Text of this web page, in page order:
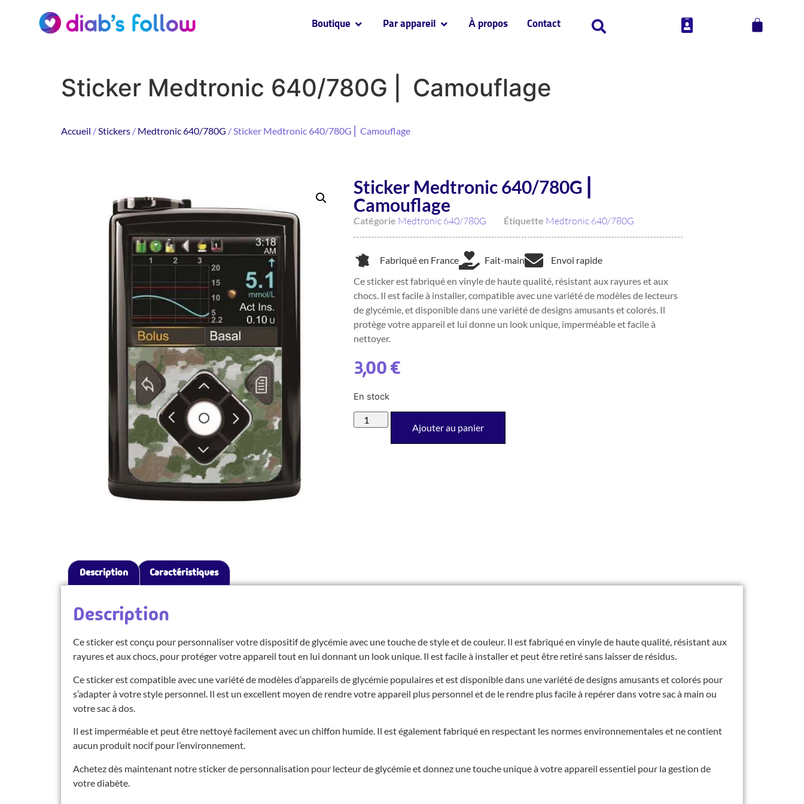
Boutique Par appareil À propos Contact
Sticker Medtronic 640/780G ⎜ Camouflage
Accueil /Stickers / Medtronic 640/780G / Sticker Medtronic 640/780G ⎜ Camouflage
Sticker Medtronic 640/780G ⎜
Camouflage
Catégorie Medtronic 640/780G Étiquette Medtronic 640/780G
Fabriqué en France Fait-main
Envoi rapide
Ce sticker est fabriqué en vinyle de haute qualité, résistant aux rayures et aux
chocs. Il est facile à installer, compatible avec une variété de modèles de lecteurs
de glycémie, et disponible dans une variété de designs amusants et colorés. Il
protège votre appareil et lui donne un look unique, imperméable et facile à
nettoyer.
3,00€
En stock
Ajouter au panier
Description Caractéristiques
Description
Ce sticker est conçu pour personnaliser votre dispositif de glycémie avec une touche de style et de couleur. Il est fabriqué en vinyle de haute qualité, résistant aux
rayures et aux chocs, pour protéger votre appareil tout en lui donnant un look unique. Il est facile à installer et peut être retiré sans laisser de résidus.
Ce sticker est compatible avec une variété de modèles d’appareils de glycémie populaires et est disponible dans une variété de designs amusants et colorés pour
s’adapter à votre style personnel. Il est un excellent moyen de rendre votre appareil plus personnel et de le rendre plus facile à repérer dans votre sac à main ou
votre sac à dos.
Il est imperméable et peut être nettoyé facilement avec un chiffon humide. Il est également fabriqué en respectant les normes environnementales et ne contient
aucun produit nocif pour l’environnement.
Achetez dès maintenant notre sticker de personnalisation pour lecteur de glycémie et donnez une touche unique à votre appareil essentiel pour la gestion de
votre diabète.